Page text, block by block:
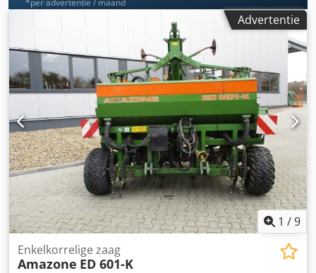
*per advertentie / maand
Advertentie
1 /9
Enkelkorrelige zaag
Amazone ED 601-K